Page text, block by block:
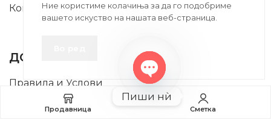
Контакт
ДОБРО Е ДА ЗНАЕТЕ
Правила и Услови
Плаќање и Поврат на Средства
Продавница Сметка
Ние користиме колачиња за да го подобриме
вашето искуство на нашата веб-страница.
Пиши нѝ
Open
chaty